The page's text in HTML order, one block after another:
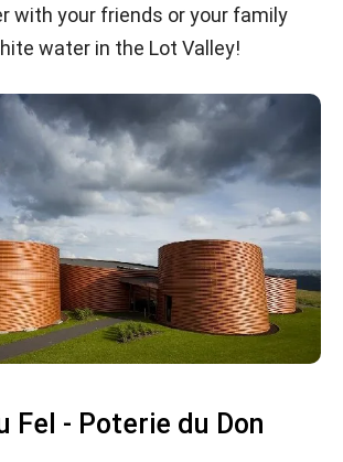
with your friends or your family
water in the Lot Valley!
Fel - Poterie du Don